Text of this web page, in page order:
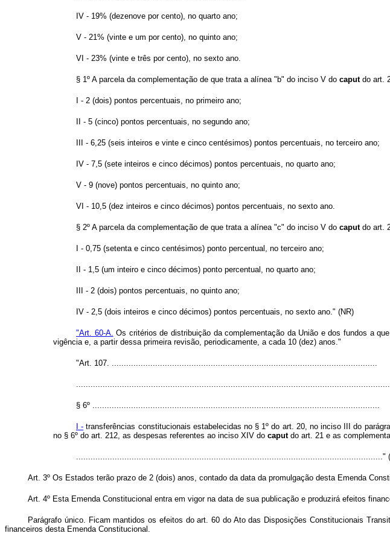
IV - 19% (dezenove por cento), no quarto ano;
V - 21% (vinte e um por cento), no quinto ano;
VI - 23% (vinte e três por cento), no sexto ano.
§ 1º A parcela da complementação de que trata a alínea "b" do inciso V do caput do art.
I - 2 (dois) pontos percentuais, no primeiro ano;
II - 5 (cinco) pontos percentuais, no segundo ano;
III - 6,25 (seis inteiros e vinte e cinco centésimos) pontos percentuais, no terceiro ano;
IV - 7,5 (sete inteiros e cinco décimos) pontos percentuais, no quarto ano;
V - 9 (nove) pontos percentuais, no quinto ano;
VI - 10,5 (dez inteiros e cinco décimos) pontos percentuais, no sexto ano.
§ 2º A parcela da complementação de que trata a alínea "c" do inciso V do caputdo art.
I - 0,75 (setenta e cinco centésimos) ponto percentual, no terceiro ano;
II - 1,5 (um inteiro e cinco décimos) ponto percentual, no quarto ano;
III - 2 (dois) pontos percentuais, no quinto ano;
IV - 2,5 (dois inteiros e cinco décimos) pontos percentuais, no sexto ano." (NR)
"Art. 60-A. Os critérios de distribuição da complementação da União e dos fundos a
vigência e, a partir dessa primeira revisão, periodicamente, a cada 10 (dez) anos."
"Art. 107. ..............................................................................................................
§ 6º .......................................................................................................................
I - transferências constitucionais estabelecidas no § 1º do art. 20, no inciso III do
no § 6º do art. 212, as despesas referentes ao inciso XIV do caputdo art. 21 e as
..............................................................................................................................."
Art. 3º Os Estados terão prazo de 2 (dois) anos, contado da data da promulgação desta Emenda
Art. 4º Esta Emenda Constitucional entra em vigor na data de sua publicação e produzirá efeitos
Parágrafo único. Ficam mantidos os efeitos do art. 60 do Ato das Disposições Constitucionais
financeiros desta Emenda Constitucional.